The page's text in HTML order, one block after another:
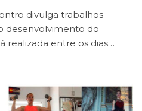
divulga trabalhos
desenvolvimento do
realizada entre os dias…